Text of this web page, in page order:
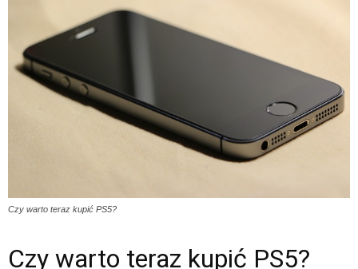
Czy warto teraz kupić PS5?
Czy warto teraz kupić PS5?